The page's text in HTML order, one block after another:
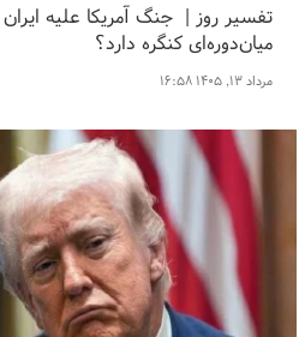
تفسیر روز | جنگ آمریکا علیه ایران
میان‌دوره‌ای کنگره دارد؟
مرداد ۱۳, ۱۴۰۵ ۱۶:۵۸